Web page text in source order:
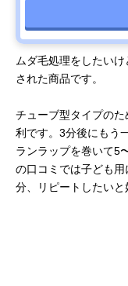
ムダ毛処理をしたい
された商品です。
チューブ型タイプの
利です。3分後にもう
ランラップを巻いて5
の口コミでは子ども
分、リピートしたいと